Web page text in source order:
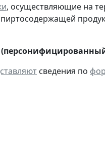
, осуществляющие на
сведения по